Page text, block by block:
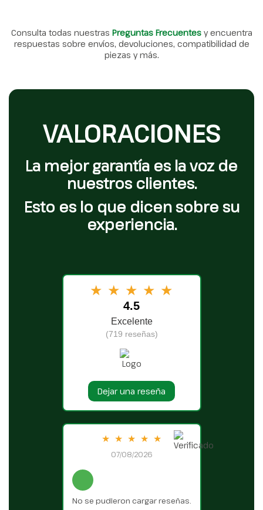
Consulta todas nuestras Preguntas Frecuentes y encuentra
respuestas sobre envíos, devoluciones, compatibilidad de
piezas y más.
VALORACIONES
La mejor garantía es la voz de
nuestros clientes.
Esto es lo que dicen sobre su
experiencia.
★ ★ ★ ★ ★
4.5
Excelente
(719 reseñas)
Dejar una reseña
★ ★ ★ ★ ★
07/08/2026
No se pudieron cargar reseñas.